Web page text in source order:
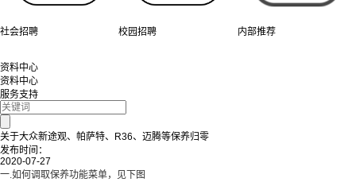
社会招聘 校园招聘 内部推荐
资料中心
资料中心
服务支持
关于大众新途观、帕萨特、R36、迈腾等保养归零
发布时间：
2020-07-27
一.如何调取保养功能菜单，见下图